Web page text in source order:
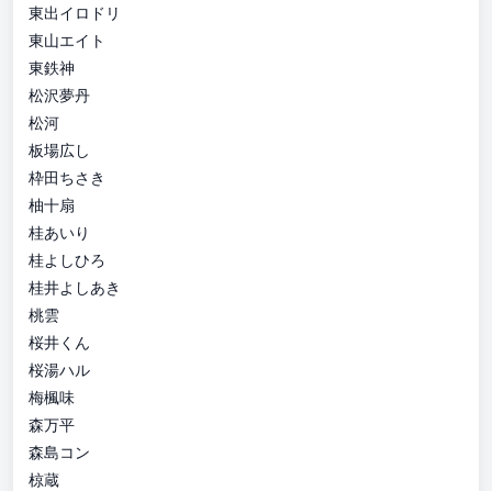
東出イロドリ
東山エイト
東鉄神
松沢夢丹
松河
板場広し
枠田ちさき
柚十扇
桂あいり
桂よしひろ
桂井よしあき
桃雲
桜井くん
桜湯ハル
梅楓味
森万平
森島コン
椋蔵